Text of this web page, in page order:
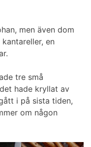
men även dom
en
tre små
hade kryllat av
i på sista tiden,
om någon